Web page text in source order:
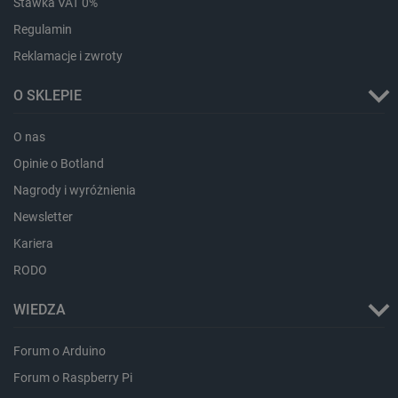
Stawka VAT 0%
Regulamin
Reklamacje i zwroty
O SKLEPIE
O nas
Opinie o Botland
Nagrody i wyróżnienia
Newsletter
Kariera
RODO
WIEDZA
Forum o Arduino
Forum o Raspberry Pi
Quality Unit LLC